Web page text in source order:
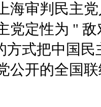
上海审判民
党定性为 "
方式把中国
公开的全国